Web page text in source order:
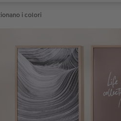
i colori